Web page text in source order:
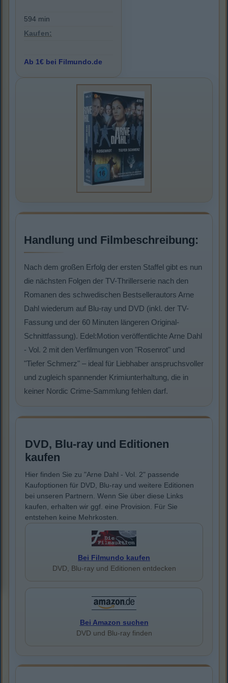
594 min
Kaufen:
Ab 1€ bei Filmundo.de
Handlung und Filmbeschreibung:
Nach dem großen Erfolg der ersten Staffel gibt es nun
die nächsten Folgen der TV-Thrillerserie nach den
Romanen des schwedischen Bestsellerautors Arne
Dahl wiederum auf Blu-ray und DVD (inkl. der TV-
Fassung und der 60 Minuten längeren Original-
Schnittfassung). Edel:Motion veröffentlichte Arne Dahl
- Vol. 2 mit den Verfilmungen von "Rosenrot" und
"Tiefer Schmerz" – ideal für Liebhaber anspruchsvoller
und zugleich spannender Krimiunterhaltung, die in
keiner Nordic Crime-Sammlung fehlen darf.
DVD, Blu-ray und Editionen
kaufen
Hier finden Sie zu "Arne Dahl - Vol. 2" passende
Kaufoptionen für DVD, Blu-ray und weitere Editionen
bei unseren Partnern. Wenn Sie über diese Links
kaufen, erhalten wir ggf. eine Provision. Für Sie
entstehen keine Mehrkosten.
Bei Filmundo kaufen
DVD, Blu-ray und Editionen entdecken
Bei Amazon suchen
DVD und Blu-ray finden